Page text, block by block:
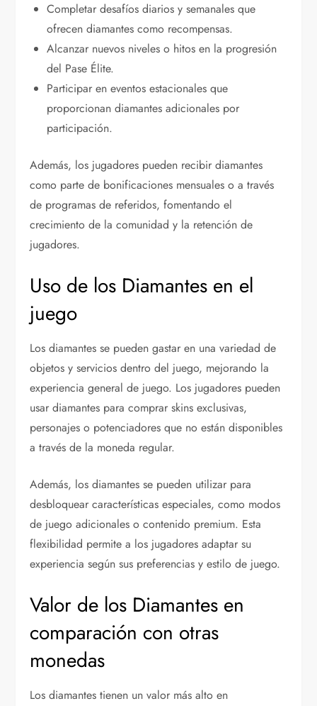
Completar desafíos diarios y semanales que
ofrecen diamantes como recompensas.
Alcanzar nuevos niveles o hitos en la progresión
del Pase Élite.
Participar en eventos estacionales que
proporcionan diamantes adicionales por
participación.
Además, los jugadores pueden recibir diamantes
como parte de bonificaciones mensuales o a través
de programas de referidos, fomentando el
crecimiento de la comunidad y la retención de
jugadores.
Uso de los Diamantes en el
juego
Los diamantes se pueden gastar en una variedad de
objetos y servicios dentro del juego, mejorando la
experiencia general de juego. Los jugadores pueden
usar diamantes para comprar skins exclusivas,
personajes o potenciadores que no están disponibles
a través de la moneda regular.
Además, los diamantes se pueden utilizar para
desbloquear características especiales, como modos
de juego adicionales o contenido premium. Esta
flexibilidad permite a los jugadores adaptar su
experiencia según sus preferencias y estilo de juego.
Valor de los Diamantes en
comparación con otras
monedas
Los diamantes tienen un valor más alto en